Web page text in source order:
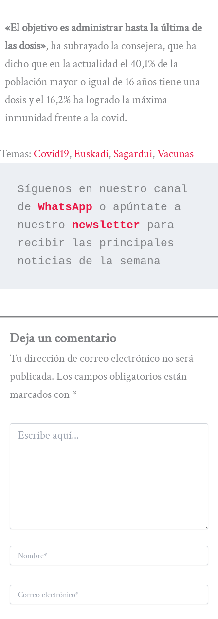
«El objetivo es administrar hasta la última de
las dosis», ha subrayado la consejera, que ha
dicho que en la actualidad el 40,1% de la
población mayor o igual de 16 años tiene una
dosis y el 16,2% ha logrado la máxima
inmunidad frente a la covid.
Temas: Covid19, Euskadi, Sagardui, Vacunas
Síguenos en nuestro canal
de WhatsApp o apúntate a
nuestro newsletter para
recibir las principales
noticias de la semana
Deja un comentario
Tu dirección de correo electrónico no será
publicada. Los campos obligatorios están
marcados con *
Escribe
aquí...
Nombre*
Correo
electrónico*